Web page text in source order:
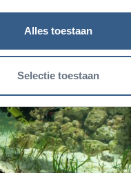
Alles toestaan
Selectie toestaan